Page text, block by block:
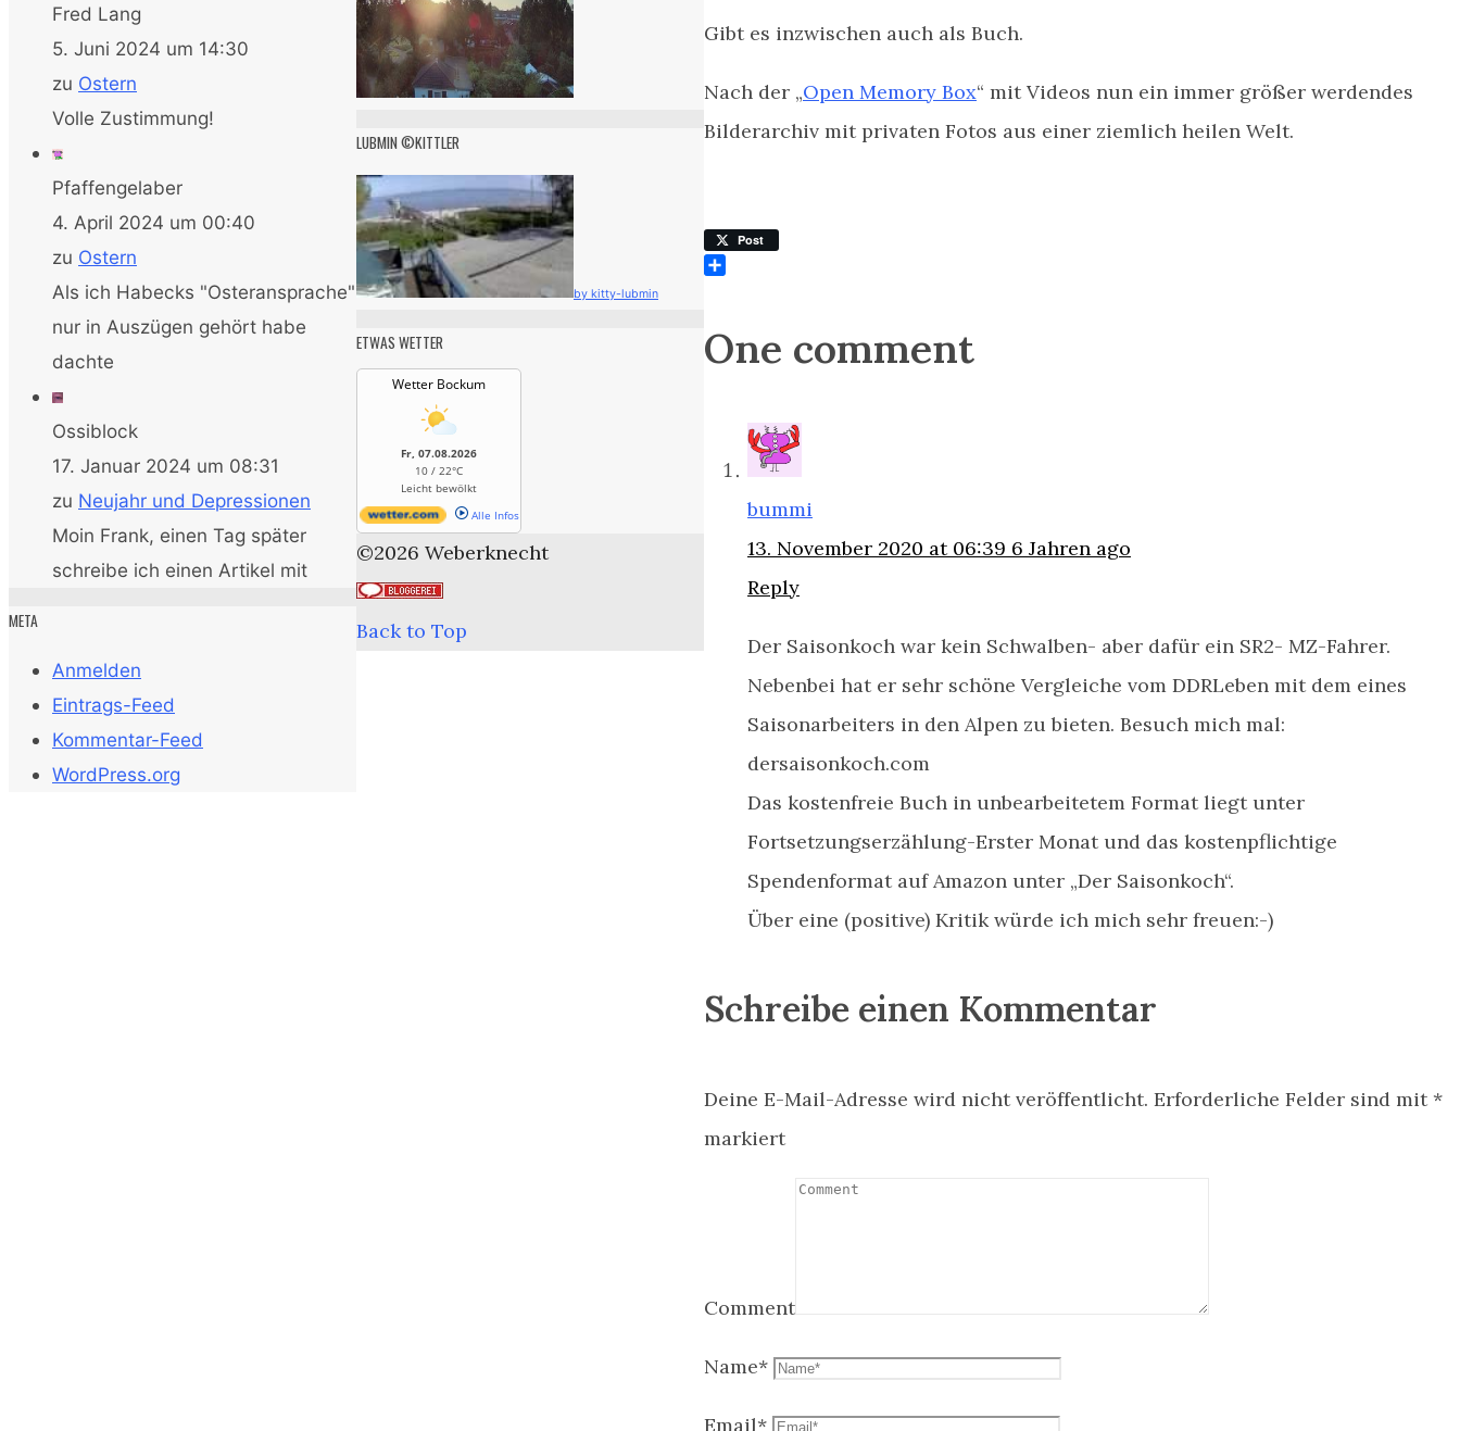
Gibt es inzwischen auch als Buch.
Nach der „Open Memory Box“ mit Videos nun ein immer größer werdendes
Bilderarchiv mit privaten Fotos aus einer ziemlich heilen Welt.
Post
One comment
bummi
13. November 2020 at 06:39 6 Jahren ago
Reply
Der Saisonkoch war kein Schwalben- aber dafür ein SR2- MZ-Fahrer.
Nebenbei hat er sehr schöne Vergleiche vom DDRLeben mit dem eines
Saisonarbeiters in den Alpen zu bieten. Besuch mich mal:
dersaisonkoch.com
Das kostenfreie Buch in unbearbeitetem Format liegt unter
Fortsetzungserzählung-Erster Monat und das kostenpflichtige
Spendenformat auf Amazon unter „Der Saisonkoch“.
Über eine (positive) Kritik würde ich mich sehr freuen:-)
Schreibe einen Kommentar
Deine E-Mail-Adresse wird nicht veröffentlicht. Erforderliche Felder sind mit *
markiert
Comment
Name*
Email*
Fred Lang
5. Juni 2024 um 14:30
zu Ostern
Volle Zustimmung!
Pfaffengelaber
4. April 2024 um 00:40
zu Ostern
Als ich Habecks "Osteransprache"
nur in Auszügen gehört habe
dachte
Ossiblock
17. Januar 2024 um 08:31
zu Neujahr und Depressionen
Moin Frank, einen Tag später
schreibe ich einen Artikel mit
META
Anmelden
Eintrags-Feed
Kommentar-Feed
WordPress.org
LUBMIN ©KITTLER
by kitty-lubmin
ETWAS WETTER
Wetter Bockum
Fr, 07.08.2026
10 / 22°C
Leicht bewölkt
Alle Infos
©2026 Weberknecht
Back to Top